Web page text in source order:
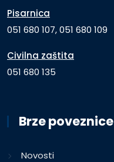
Pisarnica
051 680 107, 051 680 109
Civilna zaštita
051 680 135
Brze poveznice
Novosti